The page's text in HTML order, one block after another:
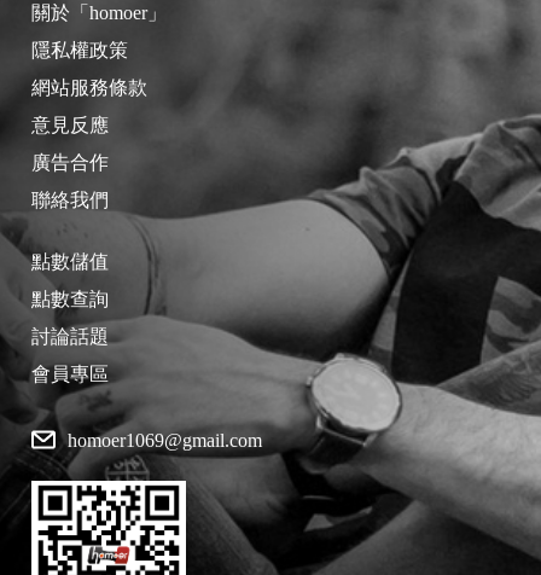
關於「homoer」
隱私權政策
網站服務條款
意見反應
廣告合作
聯絡我們
點數儲值
點數查詢
討論話題
會員專區
homoer1069@gmail.com